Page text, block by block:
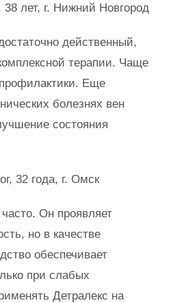
лет, г. Нижний Новгород
действенный,
терапии. Чаще
Еще
болезнях вен
состояния
32 года, г. Омск
Он проявляет
но в качестве
обеспечивает
при слабых
Детралекс на